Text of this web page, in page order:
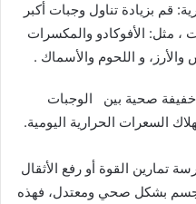
قم بزيادة تناول وجبات أكبر
، مثل: الأفوكادو والمكسرات
و اللحوم والأسماك .
صحية بين الوجبات
السعرات الحرارية اليومية.
تمارين القوة أو رفع الأثقال
بشكل صحي ومعتدل، فهذه